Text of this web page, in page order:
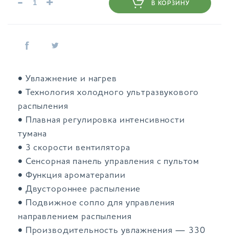
- + В КОРЗИНУ
• Увлажнение и нагрев
• Технология холодного ультразвукового
распыления
• Плавная регулировка интенсивности
тумана
• 3 скорости вентилятора
• Сенсорная панель управления с пультом
• Функция ароматерапии
• Двустороннее распыление
• Подвижное сопло для управления
направлением распыления
• Производительность увлажнения — 330